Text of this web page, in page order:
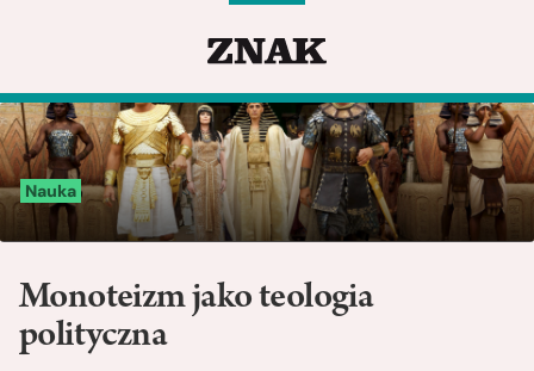
Nauka
Monoteizm jako teologia
polityczna